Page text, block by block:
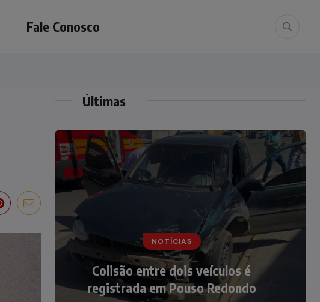
Fale Conosco
Últimas
NOTÍCIAS
Colisão entre dois veículos é
registrada em Pouso Redondo
NOTÍCIAS
Irmãos de 7 e 14 anos morrem
atropelados na BR-470 em Pouso
Redondo